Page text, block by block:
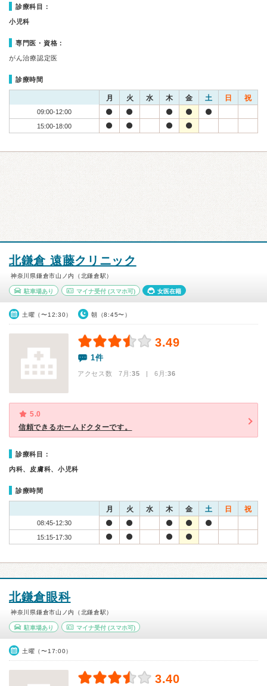
診療科目：
小児科
専門医・資格：
がん治療認定医
診療時間
月 火 水 木 金 土 日 祝
09:00-12:00
15:00-18:00
北鎌倉 遠藤クリニック
神奈川県鎌倉市山ノ内（北鎌倉駅）
駐車場あり マイナ受付(スマホ可) 女医在籍
土曜（〜12:30） 朝（8:45〜）
3.49
1件
アクセス数 7月:35 | 6月:36
5.0
信頼できるホームドクターです。
診療科目：
内科、皮膚科、小児科
診療時間
月 火 水 木 金 土 日 祝
08:45-12:30
15:15-17:30
北鎌倉眼科
神奈川県鎌倉市山ノ内（北鎌倉駅）
駐車場あり マイナ受付(スマホ可)
土曜（〜17:00）
3.40